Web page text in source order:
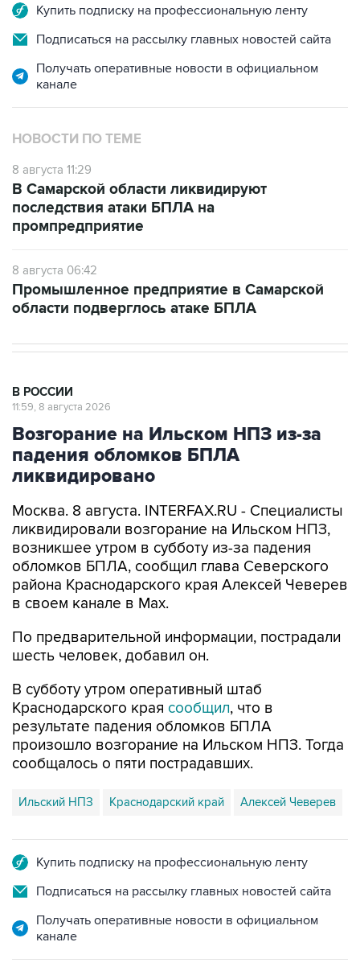
Купить подписку на профессиональную ленту
Подписаться на рассылку главных новостей сайта
Получать оперативные новости в официальном
канале
НОВОСТИ ПО ТЕМЕ
8 августа 11:29
В Самарской области ликвидируют
последствия атаки БПЛА на
промпредприятие
8 августа 06:42
Промышленное предприятие в Самарской
области подверглось атаке БПЛА
В РОССИИ
11:59, 8 августа 2026
Возгорание на Ильском НПЗ из-за
падения обломков БПЛА
ликвидировано
Москва. 8 августа. INTERFAX.RU - Специалисты
ликвидировали возгорание на Ильском НПЗ,
возникшее утром в субботу из-за падения
обломков БПЛА, сообщил глава Северского
района Краснодарского края Алексей Чеверев
в своем канале в Max.
По предварительной информации, пострадали
шесть человек, добавил он.
В субботу утром оперативный штаб
Краснодарского края сообщил, что в
результате падения обломков БПЛА
произошло возгорание на Ильском НПЗ. Тогда
сообщалось о пяти пострадавших.
Ильский НПЗ Краснодарский край Алексей Чеверев
Купить подписку на профессиональную ленту
Подписаться на рассылку главных новостей сайта
Получать оперативные новости в официальном
канале